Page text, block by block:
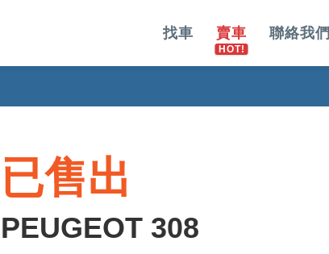
找車 賣車 聯絡我們
已售出
PEUGEOT 308